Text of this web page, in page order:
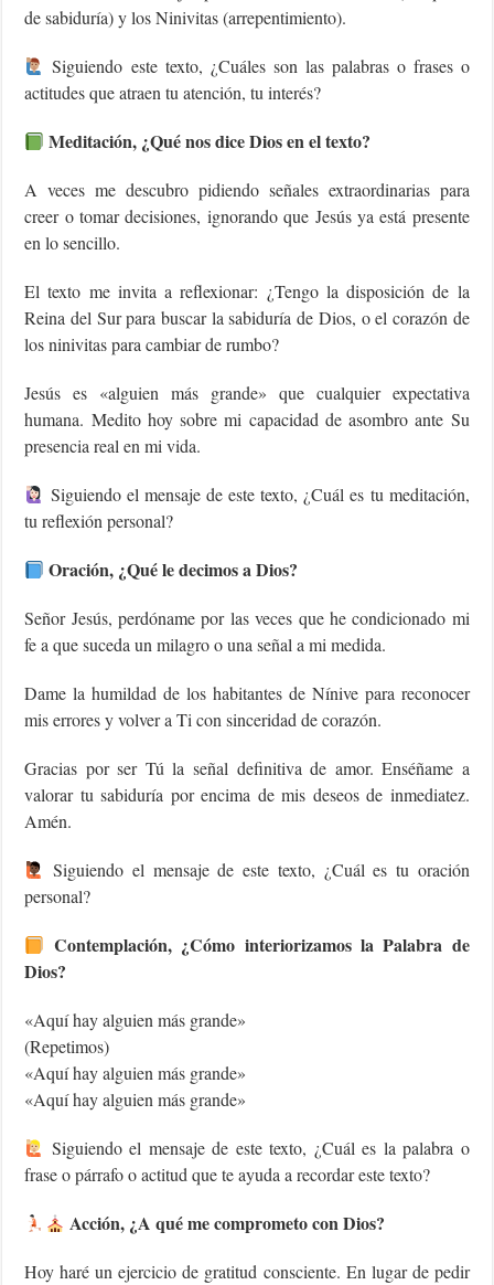
de sabiduría) y los Ninivitas (arrepentimiento).
Siguiendo este texto, ¿Cuáles son las palabras o frases o
actitudes que atraen tu atención, tu interés?
Meditación, ¿Qué nos dice Dios en el texto?
A veces me descubro pidiendo señales extraordinarias para
creer o tomar decisiones, ignorando que Jesús ya está presente
en lo sencillo.
El texto me invita a reflexionar: ¿Tengo la disposición de la
Reina del Sur para buscar la sabiduría de Dios, o el corazón de
los ninivitas para cambiar de rumbo?
Jesús es «alguien más grande» que cualquier expectativa
humana. Medito hoy sobre mi capacidad de asombro ante Su
presencia real en mi vida.
Siguiendo el mensaje de este texto, ¿Cuál es tu meditación,
tu reflexión personal?
Oración, ¿Qué le decimos a Dios?
Señor Jesús, perdóname por las veces que he condicionado mi
fe a que suceda un milagro o una señal a mi medida.
Dame la humildad de los habitantes de Nínive para reconocer
mis errores y volver a Ti con sinceridad de corazón.
Gracias por ser Tú la señal definitiva de amor. Enséñame a
valorar tu sabiduría por encima de mis deseos de inmediatez.
Amén.
Siguiendo el mensaje de este texto, ¿Cuál es tu oración
personal?
Contemplación, ¿Cómo interiorizamos la Palabra de
Dios?
«Aquí hay alguien más grande»
(Repetimos)
«Aquí hay alguien más grande»
«Aquí hay alguien más grande»
Siguiendo el mensaje de este texto, ¿Cuál es la palabra o
frase o párrafo o actitud que te ayuda a recordar este texto?
Acción, ¿A qué me comprometo con Dios?
Hoy haré un ejercicio de gratitud consciente. En lugar de pedir